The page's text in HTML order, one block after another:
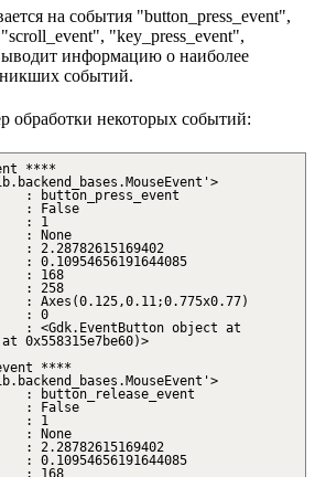
на события "button_press_event",
"key_press_event",
информацию о наиболее
событий.
обработки некоторых событий:
****
: False
: 1
: 0
object at
0x558315e7be60)>
****
: False
: 1